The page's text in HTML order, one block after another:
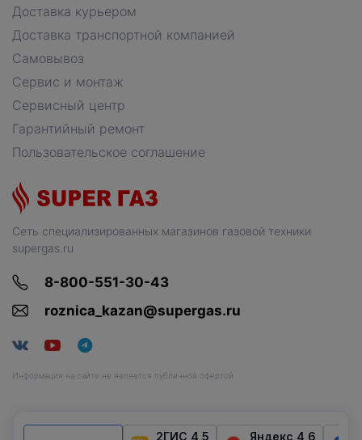
Сеть специализированных магазинов газовой техники
supergas.ru
8-800-551-30-43
roznica_kazan@supergas.ru
Информация на сайте не является публичной офертой
Доставка курьером
Доставка транспортной компанией
Самовывоз
Сервис и монтаж
Сервисный центр
Гарантийный ремонт
Пользовательское соглашение